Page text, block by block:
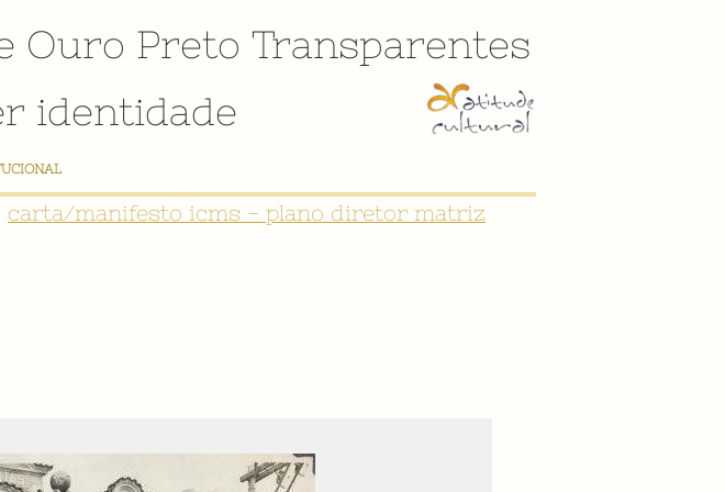
Ouro Preto Transparentes
identidade
SOBRE O PATRIMÔNIO SOCIOCULTURAL DE SÃO JOÃO DEL-REI"
carta/manifesto icms - plano diretor matriz